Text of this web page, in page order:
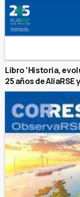
Libro ‘Historia,
25 años de